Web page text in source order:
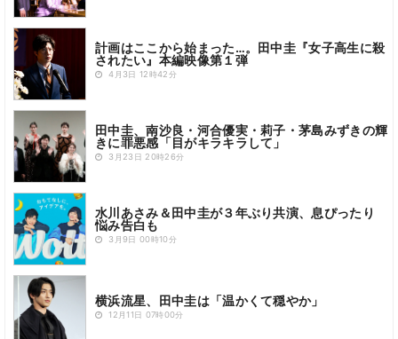
計画はここから始まった…。田中圭『女子高生に殺
されたい』本編映像第１弾
4月3日 12時42分
田中圭、南沙良・河合優実・莉子・茅島みずきの輝
きに罪悪感「目がキラキラして」
3月23日 20時26分
水川あさみ＆田中圭が３年ぶり共演、息ぴったり
悩み告白も
3月9日 00時10分
横浜流星、田中圭は「温かくて穏やか」
12月11日 07時00分